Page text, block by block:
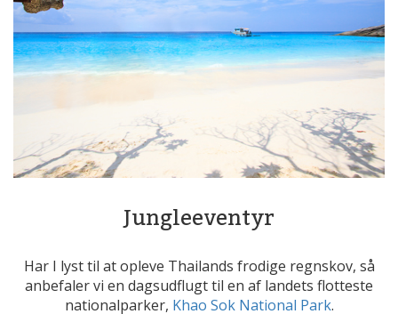
Jungleeventyr
Har I lyst til at opleve Thailands frodige regnskov, så
anbefaler vi en dagsudflugt til en af landets flotteste
nationalparker, Khao Sok National Park.